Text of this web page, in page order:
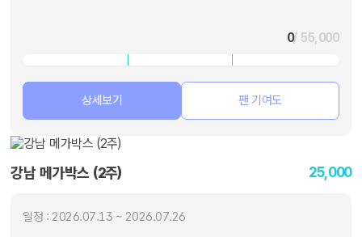
0/ 55,000
상세보기 팬 기여도
강남 메가박스 (2주) 25,000
일정 : 2026.07.13 ~ 2026.07.26